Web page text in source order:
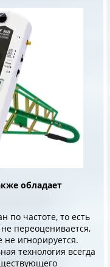
обладает
по частоте, то есть
переоценивается,
игнорируется.
технология всегда